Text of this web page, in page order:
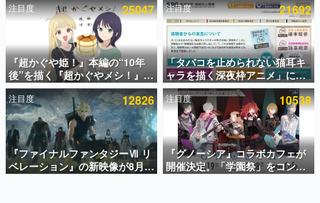
電ファミのいま読まれている記事ランキング
アプリセール情報
インタビュー
連載・特集一覧
殿堂入り記事
SNS拡散数が数千以上！ ページビュー数万以上！ などな
ど。多くの人々に読まれた、電ファミ渾身の“殿堂入り”記
事をまとめました。
注目度 25047
『超かぐや姫！』本編の“10年
後”を描く『超かぐやメシ！』
Web連載決定。新たなWebマン
ガレーベル「ビビビコミック」
にて特別話が掲載スタート、あ
のお話には…まだ続きがある！
注目度 21692
「タバコを止められない猫耳キ
ャラを描く深夜枠アニメ」に視
聴者の一部から批判意見。違法
薬物の使用と思しき描写も含め
て、BPOが議論を交わす
注目度 12826
『ファイナルファンタジーⅦ リ
ベレーション』の新映像が8月
26日早朝に公開へ。『FF7』リ
注目度 10538
『グノーシア』コラボカフェが
開催決定。「学園祭」をコンセ
プトに、模擬店やセツやSQ、ラ